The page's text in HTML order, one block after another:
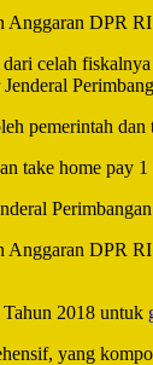
DPR
celah
pemerintah
take home pay
DPR
2018 untuk
yang